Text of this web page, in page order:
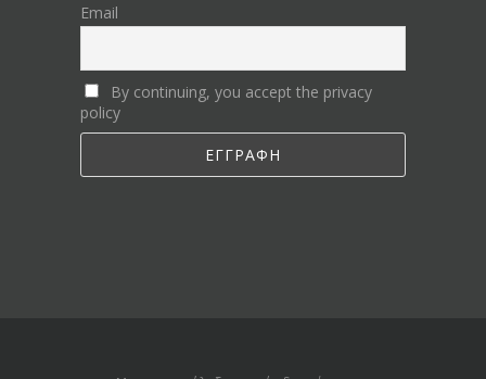
Email
By continuing, you accept the privacy
policy